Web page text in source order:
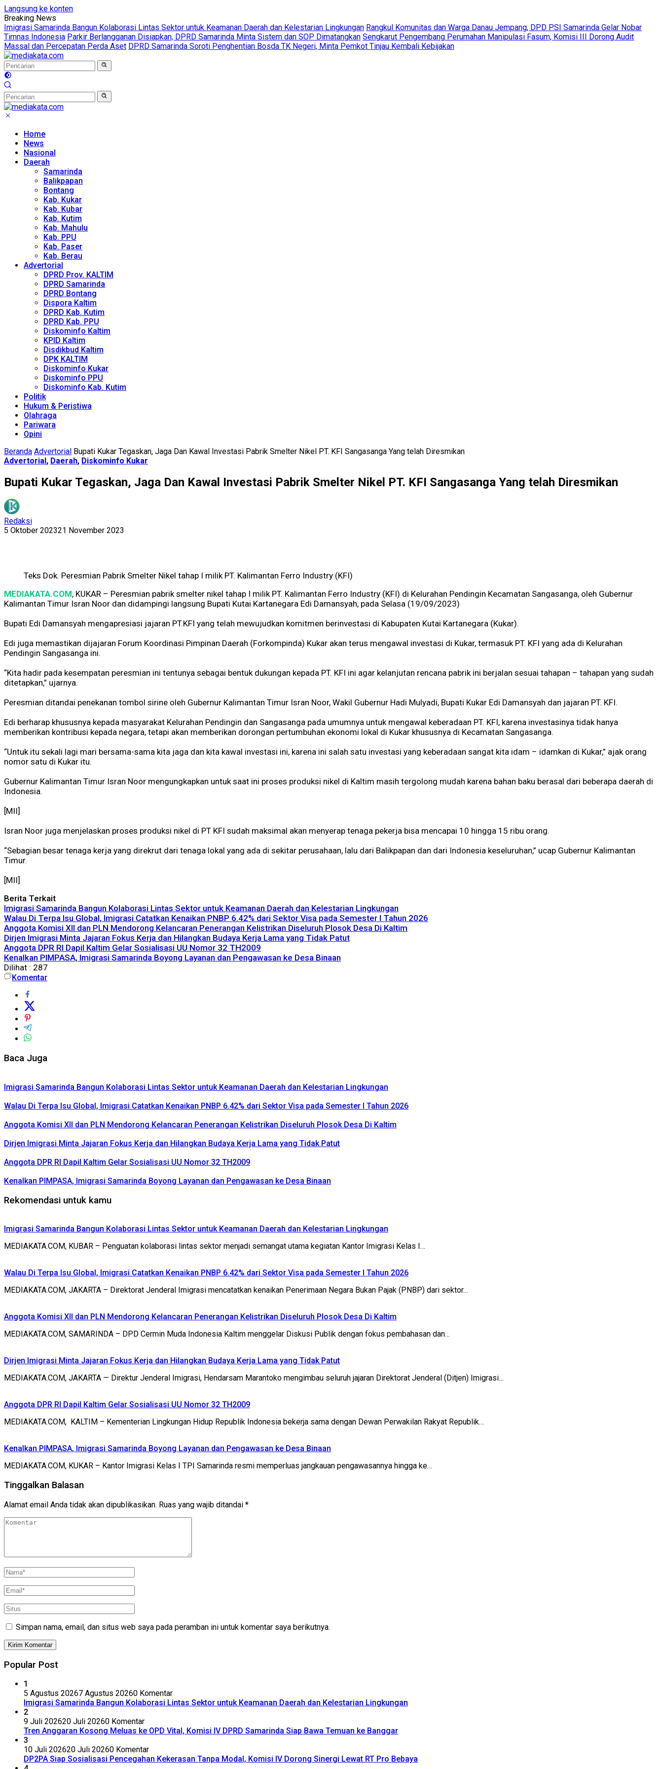
Langsung ke konten
Breaking News
Imigrasi Samarinda Bangun Kolaborasi Lintas Sektor untuk Keamanan Daerah dan Kelestarian Lingkungan Rangkul Komunitas dan Warga Danau Jempang, DPD PSI Samarinda Gelar Nobar
Timnas Indonesia Parkir Berlangganan Disiapkan, DPRD Samarinda Minta Sistem dan SOP Dimatangkan Sengkarut Pengembang Perumahan Manipulasi Fasum, Komisi III Dorong Audit
Massal dan Percepatan Perda Aset DPRD Samarinda Soroti Penghentian Bosda TK Negeri, Minta Pemkot Tinjau Kembali Kebijakan
Home
News
Nasional
Daerah
Samarinda
Balikpapan
Bontang
Kab. Kukar
Kab. Kubar
Kab. Kutim
Kab. Mahulu
Kab. PPU
Kab. Paser
Kab. Berau
Advertorial
DPRD Prov. KALTIM
DPRD Samarinda
DPRD Bontang
Dispora Kaltim
DPRD Kab. Kutim
DPRD Kab. PPU
Diskominfo Kaltim
KPID Kaltim
Disdikbud Kaltim
DPK KALTIM
Diskominfo Kukar
Diskominfo PPU
Diskominfo Kab. Kutim
Politik
Hukum & Peristiwa
Olahraga
Pariwara
Opini
Beranda Advertorial Bupati Kukar Tegaskan, Jaga Dan Kawal Investasi Pabrik Smelter Nikel PT. KFI Sangasanga Yang telah Diresmikan
Advertorial, Daerah, Diskominfo Kukar
Bupati Kukar Tegaskan, Jaga Dan Kawal Investasi Pabrik Smelter Nikel PT. KFI Sangasanga Yang telah Diresmikan
Redaksi
5 Oktober 202321 November 2023
Teks Dok. Peresmian Pabrik Smelter Nikel tahap I milik PT. Kalimantan Ferro Industry (KFI)
MEDIAKATA.COM, KUKAR – Peresmian pabrik smelter nikel tahap I milik PT. Kalimantan Ferro Industry (KFI) di Kelurahan Pendingin Kecamatan Sangasanga, oleh Gubernur
Kalimantan Timur Isran Noor dan didampingi langsung Bupati Kutai Kartanegara Edi Damansyah, pada Selasa (19/09/2023)
Bupati Edi Damansyah mengapresiasi jajaran PT.KFI yang telah mewujudkan komitmen berinvestasi di Kabupaten Kutai Kartanegara (Kukar).
Edi juga memastikan dijajaran Forum Koordinasi Pimpinan Daerah (Forkompinda) Kukar akan terus mengawal investasi di Kukar, termasuk PT. KFI yang ada di Kelurahan
Pendingin Sangasanga ini.
“Kita hadir pada kesempatan peresmian ini tentunya sebagai bentuk dukungan kepada PT. KFI ini agar kelanjutan rencana pabrik ini berjalan sesuai tahapan – tahapan yang sudah
ditetapkan,” ujarnya.
Peresmian ditandai penekanan tombol sirine oleh Gubernur Kalimantan Timur Isran Noor, Wakil Gubernur Hadi Mulyadi, Bupati Kukar Edi Damansyah dan jajaran PT. KFI.
Edi berharap khususnya kepada masyarakat Kelurahan Pendingin dan Sangasanga pada umumnya untuk mengawal keberadaan PT. KFI, karena investasinya tidak hanya
memberikan kontribusi kepada negara, tetapi akan memberikan dorongan pertumbuhan ekonomi lokal di Kukar khususnya di Kecamatan Sangasanga.
“Untuk itu sekali lagi mari bersama-sama kita jaga dan kita kawal investasi ini, karena ini salah satu investasi yang keberadaan sangat kita idam – idamkan di Kukar,” ajak orang
nomor satu di Kukar itu.
Gubernur Kalimantan Timur Isran Noor mengungkapkan untuk saat ini proses produksi nikel di Kaltim masih tergolong mudah karena bahan baku berasal dari beberapa daerah di
Indonesia.
[MII]
Isran Noor juga menjelaskan proses produksi nikel di PT KFI sudah maksimal akan menyerap tenaga pekerja bisa mencapai 10 hingga 15 ribu orang.
“Sebagian besar tenaga kerja yang direkrut dari tenaga lokal yang ada di sekitar perusahaan, lalu dari Balikpapan dan dari Indonesia keseluruhan,” ucap Gubernur Kalimantan
Timur.
[MII]
Berita Terkait
Imigrasi Samarinda Bangun Kolaborasi Lintas Sektor untuk Keamanan Daerah dan Kelestarian Lingkungan
Walau Di Terpa Isu Global, Imigrasi Catatkan Kenaikan PNBP 6.42% dari Sektor Visa pada Semester I Tahun 2026
Anggota Komisi XII dan PLN Mendorong Kelancaran Penerangan Kelistrikan Diseluruh Plosok Desa Di Kaltim
Dirjen Imigrasi Minta Jajaran Fokus Kerja dan Hilangkan Budaya Kerja Lama yang Tidak Patut
Anggota DPR RI Dapil Kaltim Gelar Sosialisasi UU Nomor 32 TH2009
Kenalkan PIMPASA, Imigrasi Samarinda Boyong Layanan dan Pengawasan ke Desa Binaan
Dilihat : 287
Komentar
Baca Juga
Imigrasi Samarinda Bangun Kolaborasi Lintas Sektor untuk Keamanan Daerah dan Kelestarian Lingkungan
Walau Di Terpa Isu Global, Imigrasi Catatkan Kenaikan PNBP 6.42% dari Sektor Visa pada Semester I Tahun 2026
Anggota Komisi XII dan PLN Mendorong Kelancaran Penerangan Kelistrikan Diseluruh Plosok Desa Di Kaltim
Dirjen Imigrasi Minta Jajaran Fokus Kerja dan Hilangkan Budaya Kerja Lama yang Tidak Patut
Anggota DPR RI Dapil Kaltim Gelar Sosialisasi UU Nomor 32 TH2009
Kenalkan PIMPASA, Imigrasi Samarinda Boyong Layanan dan Pengawasan ke Desa Binaan
Rekomendasi untuk kamu
Imigrasi Samarinda Bangun Kolaborasi Lintas Sektor untuk Keamanan Daerah dan Kelestarian Lingkungan
MEDIAKATA.COM, KUBAR – Penguatan kolaborasi lintas sektor menjadi semangat utama kegiatan Kantor Imigrasi Kelas I…
Walau Di Terpa Isu Global, Imigrasi Catatkan Kenaikan PNBP 6.42% dari Sektor Visa pada Semester I Tahun 2026
MEDIAKATA.COM, JAKARTA – Direktorat Jenderal Imigrasi mencatatkan kenaikan Penerimaan Negara Bukan Pajak (PNBP) dari sektor…
Anggota Komisi XII dan PLN Mendorong Kelancaran Penerangan Kelistrikan Diseluruh Plosok Desa Di Kaltim
MEDIAKATA.COM, SAMARINDA – DPD Cermin Muda Indonesia Kaltim menggelar Diskusi Publik dengan fokus pembahasan dan…
Dirjen Imigrasi Minta Jajaran Fokus Kerja dan Hilangkan Budaya Kerja Lama yang Tidak Patut
MEDIAKATA.COM, JAKARTA — Direktur Jenderal Imigrasi, Hendarsam Marantoko mengimbau seluruh jajaran Direktorat Jenderal (Ditjen) Imigrasi…
Anggota DPR RI Dapil Kaltim Gelar Sosialisasi UU Nomor 32 TH2009
MEDIAKATA.COM, KALTIM – Kementerian Lingkungan Hidup Republik Indonesia bekerja sama dengan Dewan Perwakilan Rakyat Republik…
Kenalkan PIMPASA, Imigrasi Samarinda Boyong Layanan dan Pengawasan ke Desa Binaan
MEDIAKATA.COM, KUKAR – Kantor Imigrasi Kelas I TPI Samarinda resmi memperluas jangkauan pengawasannya hingga ke…
Tinggalkan Balasan
Alamat email Anda tidak akan dipublikasikan. Ruas yang wajib ditandai *
Simpan nama, email, dan situs web saya pada peramban ini untuk komentar saya berikutnya.
Popular Post
1
5 Agustus 20267 Agustus 20260 Komentar
Imigrasi Samarinda Bangun Kolaborasi Lintas Sektor untuk Keamanan Daerah dan Kelestarian Lingkungan
2
9 Juli 202620 Juli 20260 Komentar
Tren Anggaran Kosong Meluas ke OPD Vital, Komisi IV DPRD Samarinda Siap Bawa Temuan ke Banggar
3
10 Juli 202620 Juli 20260 Komentar
DP2PA Siap Sosialisasi Pencegahan Kekerasan Tanpa Modal, Komisi IV Dorong Sinergi Lewat RT Pro Bebaya